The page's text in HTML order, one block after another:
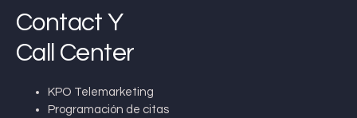
Contact Y
Call Center
KPO Telemarketing
Programación de citas